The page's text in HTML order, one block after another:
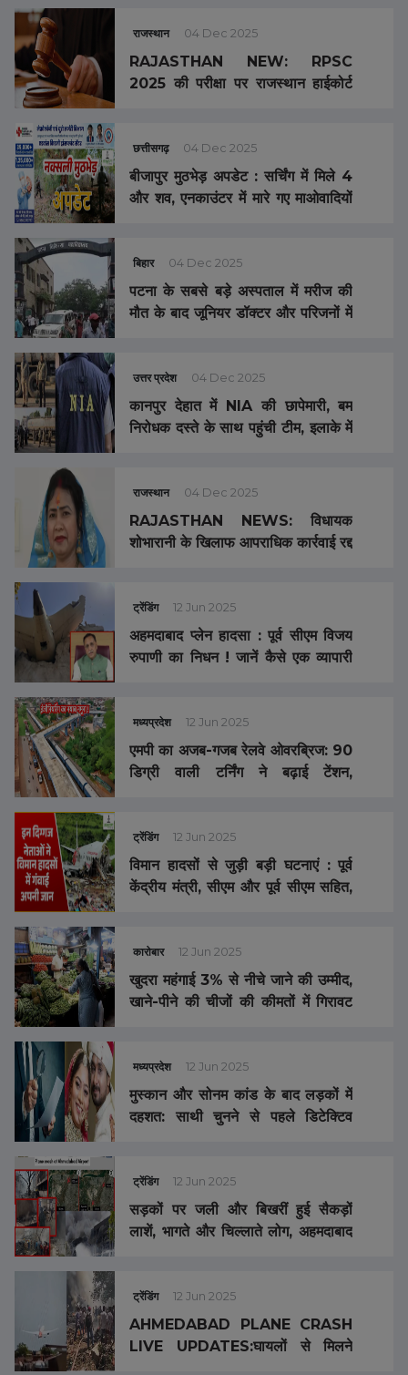
राजस्थान 04 Dec 2025
RAJASTHAN NEW: RPSC
2025 की परीक्षा पर राजस्थान हाईकोर्ट
छत्तीसगढ़ 04 Dec 2025
बीजापुर मुठभेड़ अपडेट : सर्चिंग में मिले 4
और शव, एनकाउंटर में मारे गए माओवादियों
बिहार 04 Dec 2025
पटना के सबसे बड़े अस्पताल में मरीज की
मौत के बाद जूनियर डॉक्टर और परिजनों में
उत्तर प्रदेश 04 Dec 2025
कानपुर देहात में NIA की छापेमारी, बम
निरोधक दस्ते के साथ पहुंची टीम, इलाके में
राजस्थान 04 Dec 2025
RAJASTHAN NEWS: विधायक
शोभारानी के खिलाफ आपराधिक कार्रवाई रद्द
ट्रेंडिंग 12 Jun 2025
अहमदाबाद प्लेन हादसा : पूर्व सीएम विजय
रुपाणी का निधन ! जानें कैसे एक व्यापारी
मध्यप्रदेश 12 Jun 2025
एमपी का अजब-गजब रेलवे ओवरब्रिज: 90
डिग्री वाली टर्निंग ने बढ़ाई टेंशन,
ट्रेंडिंग 12 Jun 2025
विमान हादसों से जुड़ी बड़ी घटनाएं : पूर्व
केंद्रीय मंत्री, सीएम और पूर्व सीएम सहित,
कारोबार 12 Jun 2025
खुदरा महंगाई 3% से नीचे जाने की उम्मीद,
खाने-पीने की चीजों की कीमतों में गिरावट
मध्यप्रदेश 12 Jun 2025
मुस्कान और सोनम कांड के बाद लड़कों में
दहशत: साथी चुनने से पहले डिटेक्टिव
ट्रेंडिंग 12 Jun 2025
सड़कों पर जली और बिखरीं हुई सैकड़ों
लाशें, भागते और चिल्लाते लोग, अहमदाबाद
वीडियो
ट्रेंडिंग 12 Jun 2025
AHMEDABAD PLANE CRASH
LIVE UPDATES:घायलों से मिलने